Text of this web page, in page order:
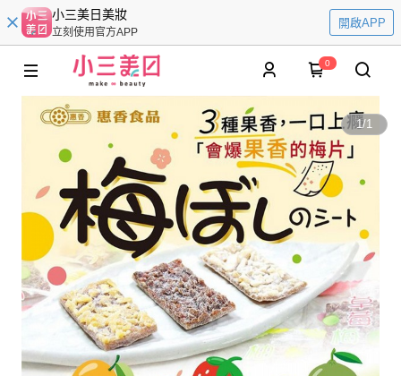
小三美日美妝
立刻使用官方APP
開啟APP
0
1/1